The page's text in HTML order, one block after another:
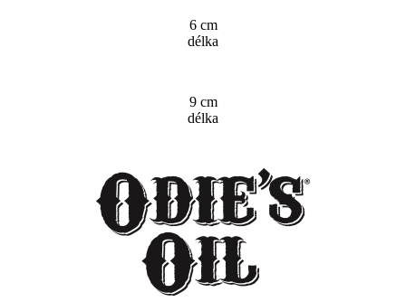
6 cm
délka
9 cm
délka